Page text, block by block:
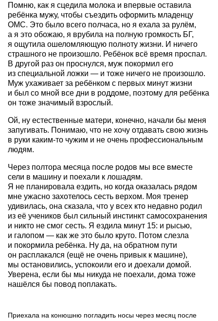
Помню, как я сцедила молока и впервые оставила
ребёнка мужу, чтобы съездить оформить младенцу
ОМС. Это было всего полчаса, но я ехала за рулём,
а я это обожаю, я врубила на полную громкость БГ,
я ощутила ошеломляющую полноту жизни. И ничего
страшного не произошло. Ребёнок всё время проспал.
В другой раз он проснулся, муж покормил его
из специальной ложки — и тоже ничего не произошло.
Муж ухаживает за ребёнком с первых минут жизни
и был со мной все дни в роддоме, поэтому для ребёнка
он тоже значимый взрослый.
Ой, ну естественные матери, конечно, начали бы меня
запугивать. Понимаю, что не хочу отдавать свою жизнь
в руки каким-то чужим и не очень профессиональным
людям.
Через полтора месяца после родов мы все вместе
сели в машину и поехали к лошадям.
Я не планировала ездить, но когда оказалась рядом
мне ужасно захотелось сесть верхом. Моя тренер
удивилась, она сказала, что у всех кто недавно родил
из её учеников был сильный инстинкт самосохранения
и никто не смог сесть. Я ездила минут 15: и рысью,
и галопом — как же это было круто. Потом слезла
и покормила ребёнка. Ну да, на обратном пути
он расплакался (ещё не очень привык к машине),
мы остановились, успокоили его и доехали домой.
Уверена, если бы мы никуда не поехали, дома тоже
нашёлся бы повод поплакать.
Приехала на конюшню погладить носы через месяц после